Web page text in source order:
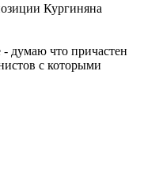
Кургиняна
думаю что причастен
с которыми